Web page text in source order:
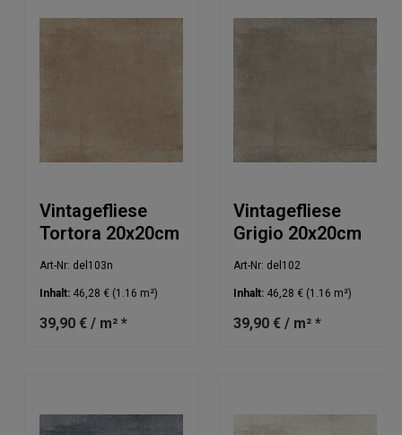
Vintagefliese
Tortora 20x20cm
Art-Nr: del103n
Inhalt: 46,28 € (1.16 m²)
39,90 € / m² *
Vintagefliese
Grigio 20x20cm
Art-Nr: del102
Inhalt: 46,28 € (1.16 m²)
39,90 € / m² *